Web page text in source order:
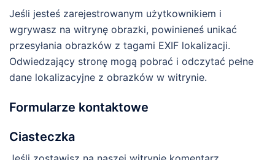
Jeśli jesteś zarejestrowanym użytkownikiem i
wgrywasz na witrynę obrazki, powinieneś unikać
przesyłania obrazków z tagami EXIF lokalizacji.
Odwiedzający stronę mogą pobrać i odczytać pełne
dane lokalizacyjne z obrazków w witrynie.
Formularze kontaktowe
Ciasteczka